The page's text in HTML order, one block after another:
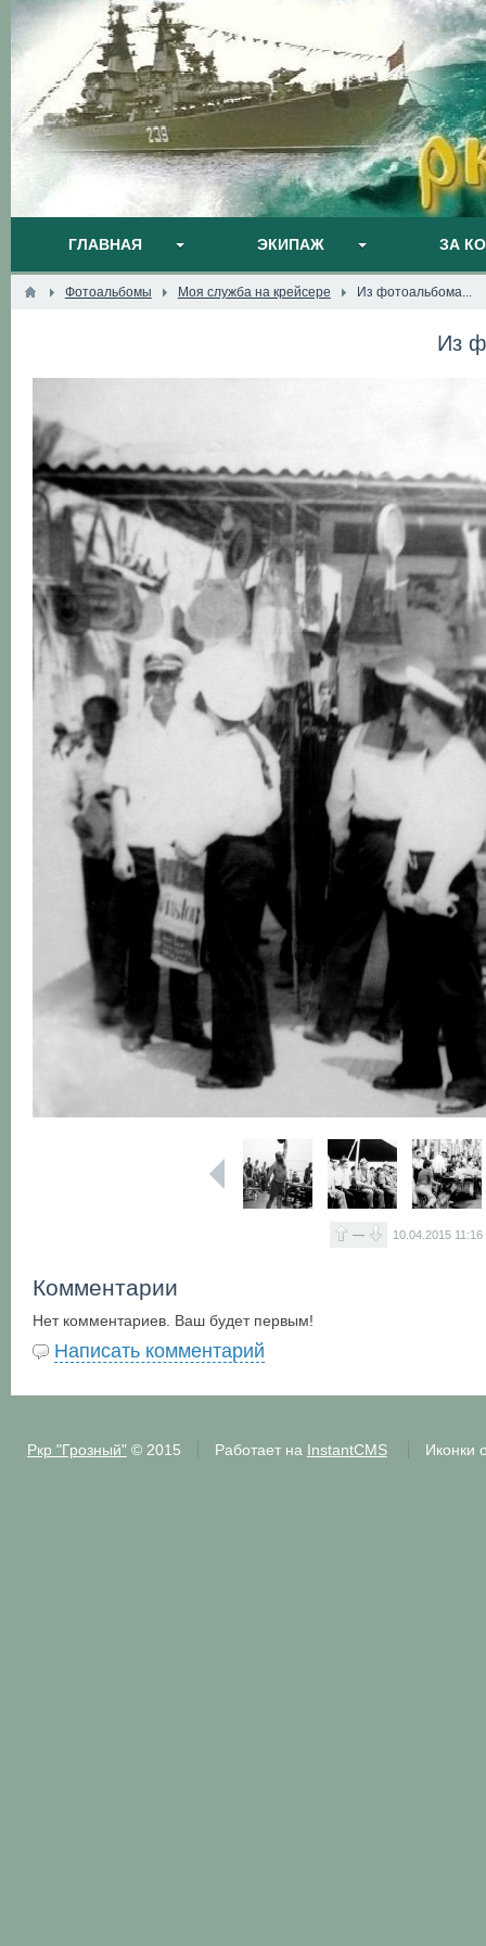
ГЛАВНАЯ ЭКИПАЖ ЗА
Фотоальбомы Моя служба на крейсере Из фотоальбома...
Из
— 10.04.2015 11:16
Комментарии
Нет комментариев. Ваш будет первым!
Написать комментарий
Ркр "Грозный"© 2015 Работает на InstantCMS Иконки